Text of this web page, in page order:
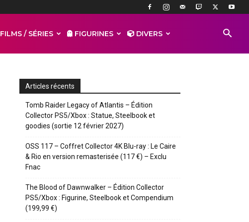
FILMS / SÉRIES FIGURINES DIVERS
Articles récents
Tomb Raider Legacy of Atlantis – Édition
Collector PS5/Xbox : Statue, Steelbook et
goodies (sortie 12 février 2027)
OSS 117 – Coffret Collector 4K Blu-ray : Le Caire
& Rio en version remasterisée (117 €) – Exclu
Fnac
The Blood of Dawnwalker – Édition Collector
PS5/Xbox : Figurine, Steelbook et Compendium
(199,99 €)